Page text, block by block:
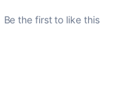
Be the first to like this